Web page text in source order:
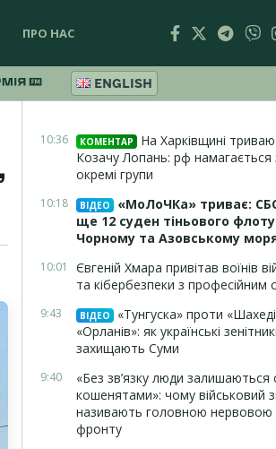
ПРО НАС
ENGLISH
10:36 КОМЕНТАР
На Харківщині
Козачу Лопань: рф намагається
окремі групи
10:18 ВІДЕО
«МоЛоЧКа» триває:
ще 12 суден тіньового
Чорному та Азовському
10:01
Євгеній Хмара привітав воїнів
та кібербезпеки з професійним
9:43 ВІДЕО
«Тунгуска» проти
«Орланів»: як українські
захищають Суми
9:40
«Без зв’язку люди залишаються
кошенятами»: чому військовий
називають головною
фронту